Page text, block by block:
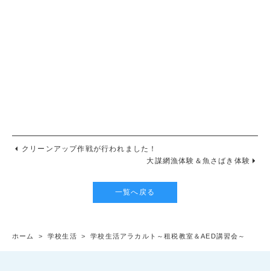
クリーンアップ作戦が行われました！
大謀網漁体験＆魚さばき体験
一覧へ戻る
ホーム > 学校生活 > 学校生活アラカルト～租税教室＆AED講習会～